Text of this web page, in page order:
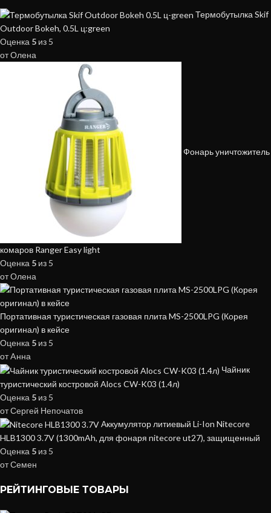
Термобутылка Skif
Outdoor Bokeh, 0.5L ц:green
Оценка 5 из 5
от Олена
Фонарь уничтожитель
комаров Ranger Easy light
Оценка 5 из 5
от Олена
Портативная туристическая газовая плита MS-2500LPG (Корея
оригинал) в кейсе
Оценка 5 из 5
от Aнна
Чайник
туристический костровой Alocs CW-K03 (1.4л)
Оценка 5 из 5
от Сергей Непочатов
Аккумулятор литиевый Li-Ion Nitecore
HLB1300 3.7V (1300mAh, для фонаря nitecore ut27), защищенный
Оценка 5 из 5
от Семен
РЕЙТИНГОВЫЕ ТОВАРЫ